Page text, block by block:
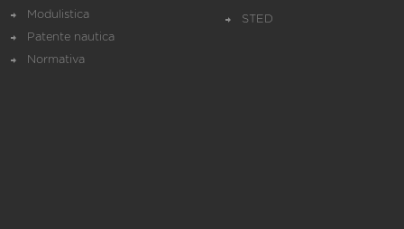
Modulistica
Patente nautica
Normativa
STED